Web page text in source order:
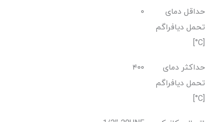
حداقل دمای
تحمل دیافراگم
[C°]
۰
حداکثر دمای
تحمل دیافراگم
[C°]
۴۰۰